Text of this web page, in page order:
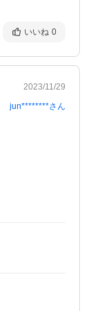
いいね 0
2023/11/29
jun********さん